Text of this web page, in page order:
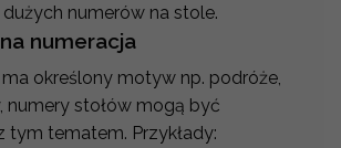
numerów na stole.
numeracja
określony motyw np. podróże,
numery stołów mogą być
tym tematem. Przykłady: